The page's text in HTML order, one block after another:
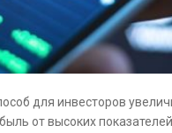
для инвесторов
от высоких